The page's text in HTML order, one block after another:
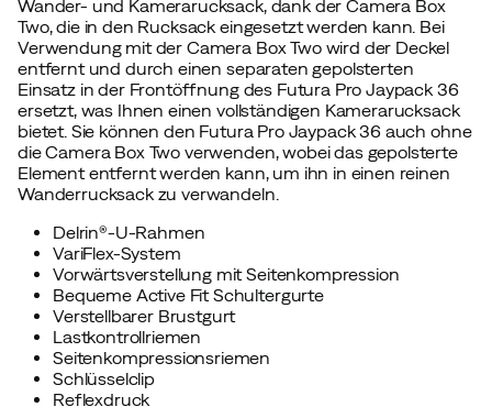
Wander- und Kamerarucksack, dank der Camera Box
Two, die in den Rucksack eingesetzt werden kann. Bei
Verwendung mit der Camera Box Two wird der Deckel
entfernt und durch einen separaten gepolsterten
Einsatz in der Frontöffnung des Futura Pro Jaypack 36
ersetzt, was Ihnen einen vollständigen Kamerarucksack
bietet. Sie können den Futura Pro Jaypack 36 auch ohne
die Camera Box Two verwenden, wobei das gepolsterte
Element entfernt werden kann, um ihn in einen reinen
Wanderrucksack zu verwandeln.
Delrin®-U-Rahmen
VariFlex-System
Vorwärtsverstellung mit Seitenkompression
Bequeme Active Fit Schultergurte
Verstellbarer Brustgurt
Lastkontrollriemen
Seitenkompressionsriemen
Schlüsselclip
Reflexdruck